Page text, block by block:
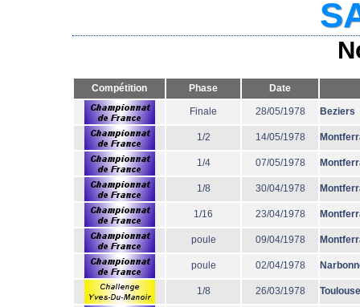
Compétition Phase Date
Finale 28/05/1978 Beziers
1/2 14/05/1978
1/4 07/05/1978
1/8 30/04/1978
1/16 23/04/1978
poule 09/04/1978
poule 02/04/1978
1/8 26/03/1978 Toulouse